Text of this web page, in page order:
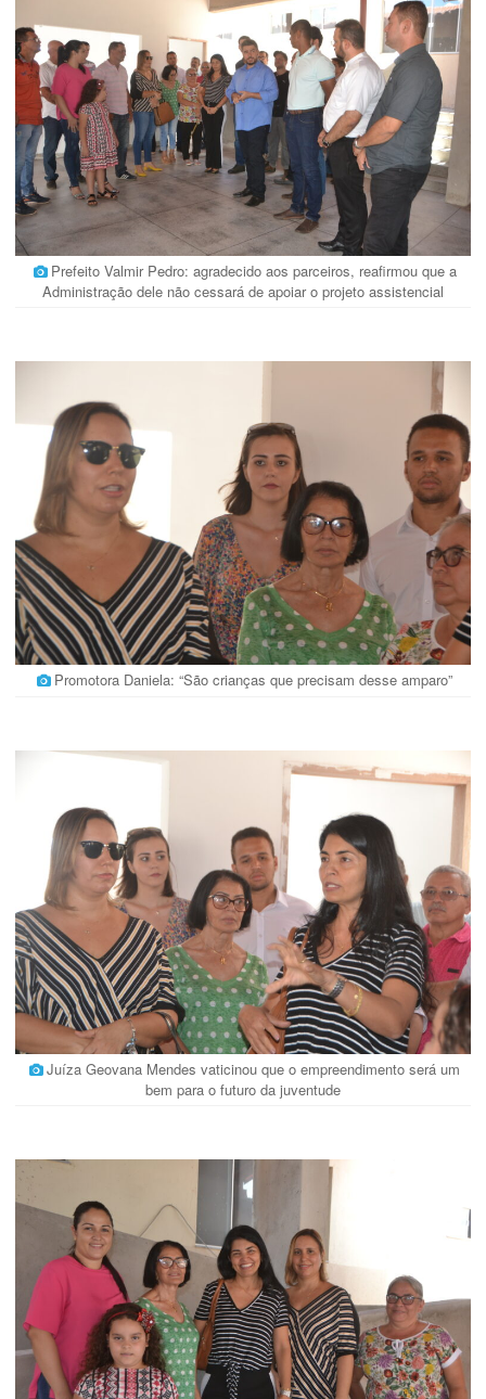
Prefeito Valmir Pedro: agradecido aos parceiros, reafirmou que a
Administração dele não cessará de apoiar o projeto assistencial
Promotora Daniela: “São crianças que precisam desse amparo”
Juíza Geovana Mendes vaticinou que o empreendimento será um
bem para o futuro da juventude